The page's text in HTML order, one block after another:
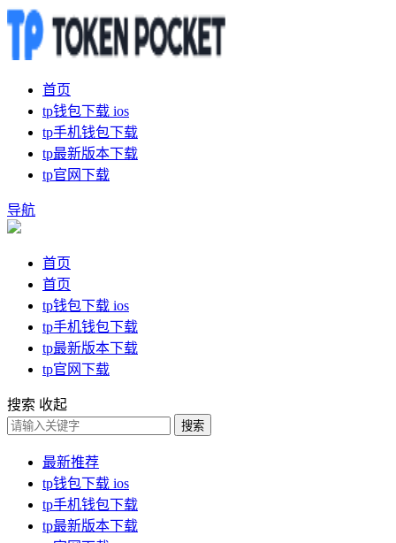
首页
tp钱包下载 ios
tp手机钱包下载
tp最新版本下载
tp官网下载
导航
首页
首页
tp钱包下载 ios
tp手机钱包下载
tp最新版本下载
tp官网下载
搜索 收起
搜索
最新推荐
tp钱包下载 ios
tp手机钱包下载
tp最新版本下载